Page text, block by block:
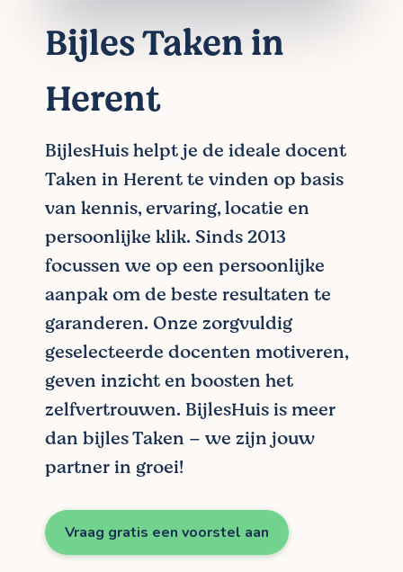
Bijles Taken in
Herent
BijlesHuis helpt je de ideale docent
Taken in Herent te vinden op basis
van kennis, ervaring, locatie en
persoonlijke klik. Sinds 2013
focussen we op een persoonlijke
aanpak om de beste resultaten te
garanderen. Onze zorgvuldig
geselecteerde docenten motiveren,
geven inzicht en boosten het
zelfvertrouwen. BijlesHuis is meer
dan bijles Taken – we zijn jouw
partner in groei!
Vraag gratis een voorstel aan